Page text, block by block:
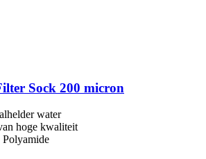
Sock 200 micron
water
hoge kwaliteit